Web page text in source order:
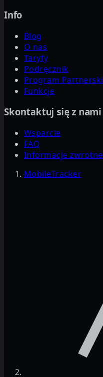
Info
Blog
O nas
Taryfy
Podręcznik
Program Partnerski
Funkcje
Skontaktuj się z nami
Wsparcie
FAQ
Informacje zwrotne
MobileTracker